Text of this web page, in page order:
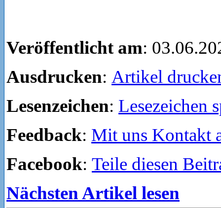
Veröffentlicht am:
Ausdrucken: Artikel
Lesenzeichen: Lesezeichen
Feedback: Mit uns Kontakt
Facebook: Teile diesen
Nächsten Artikel lesen